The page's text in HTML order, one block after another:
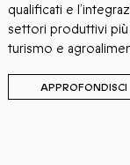
qualificati e
settori produttivi più
turismo e
APPROFONDISCI